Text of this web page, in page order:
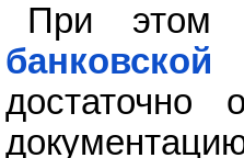
При этом
банковской
достаточно